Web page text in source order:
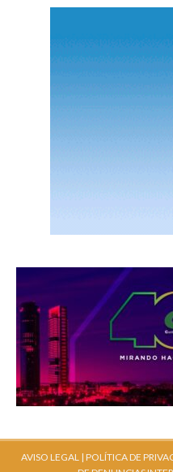
AVISO LEGAL | POLÍTICA DE